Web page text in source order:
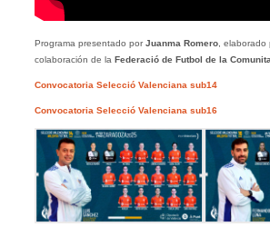
Programa presentado porJuanma Romero, elaborado
colaboración de la Federació de Futbol de la
Convocatoria Selecció Valenciana sub14
Convocatoria Selecció Valenciana sub16